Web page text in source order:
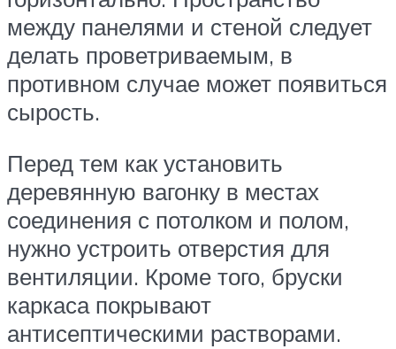
между панелями и стеной следует
делать проветриваемым, в
противном случае может появиться
сырость.
Перед тем как установить
деревянную вагонку в местах
соединения с потолком и полом,
нужно устроить отверстия для
вентиляции. Кроме того, бруски
каркаса покрывают
антисептическими растворами.